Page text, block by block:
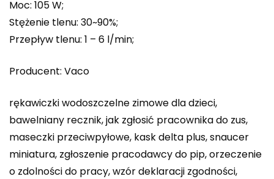
Moc: 105 W;
Stężenie tlenu: 30~90%;
Przepływ tlenu: 1 – 6 l/min;
Producent: Vaco
rękawiczki wodoszczelne zimowe dla dzieci,
bawelniany recznik, jak zgłosić pracownika do zus,
maseczki przeciwpyłowe, kask delta plus, snaucer
miniatura, zgłoszenie pracodawcy do pip, orzeczenie
o zdolności do pracy, wzór deklaracji zgodności,